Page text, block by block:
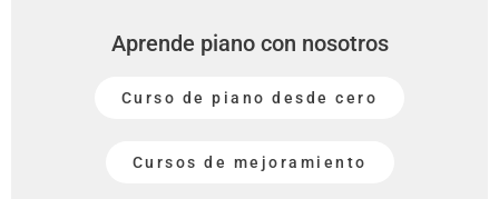
Aprende piano con nosotros
Curso de piano desde cero
Cursos de mejoramiento